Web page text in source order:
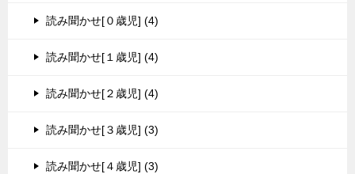
読み聞かせ[０歳児] (4)
読み聞かせ[１歳児] (4)
読み聞かせ[２歳児] (4)
読み聞かせ[３歳児] (3)
読み聞かせ[４歳児] (3)